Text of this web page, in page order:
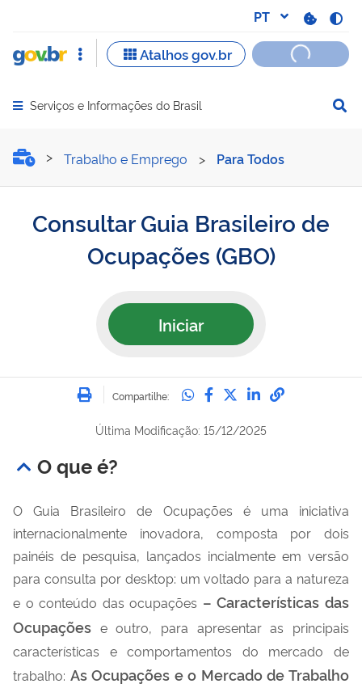
Abrir menu principal de navegação
Serviços e Informações do Brasil
Consultar Guia Brasileiro
Trabalho e Emprego > Para Todos
Consultar Guia Brasileiro de
Ocupações (GBO)
Iniciar
Imprimir
Compartilhe: Compartilhe no
Compartilhe no
Compartilhe no
Compartilhe
Última Modificação: 15/12/2025
O que é?
O Guia Brasileiro de Ocupações é uma iniciativa
internacionalmente inovadora, composta por dois
painéis de pesquisa, lançados incialmente em versão
para consulta por desktop: um voltado para a natureza
e o conteúdo das ocupações – Características das
Ocupações e outro, para apresentar as principais
características e comportamentos do mercado de
trabalho: As Ocupações e o Mercado de Trabalho